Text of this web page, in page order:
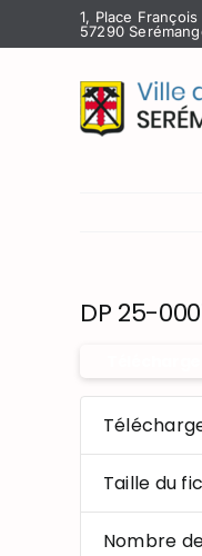
au
1, Place
57290
DP 25-
Taille du
Nombre